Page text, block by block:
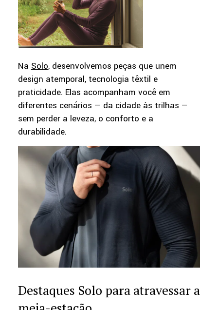
NaSolo, desenvolvemos peças que unem
design atemporal, tecnologia têxtil e
praticidade. Elas acompanham você em
diferentes cenários — da cidade às trilhas —
sem perder a leveza, o conforto e a
durabilidade.
Destaques Solo para atravessar a